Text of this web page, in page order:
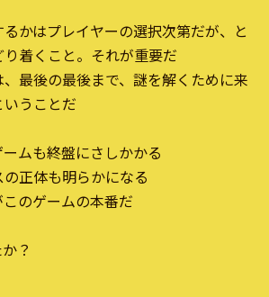
かはプレイヤーの選択次第だが、と
着くこと。それが重要だ
最後の最後まで、謎を解くために来
うことだ
ムも終盤にさしかかる
正体も明らかになる
のゲームの本番だ
？